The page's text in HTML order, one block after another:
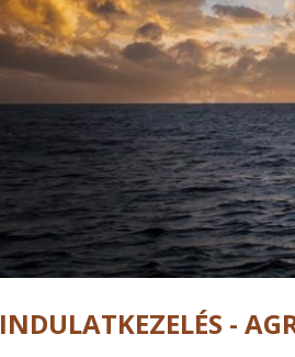
INDULATKEZELÉS -